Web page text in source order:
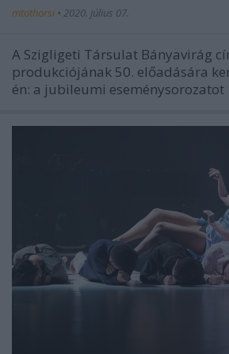
mtothorsi • 2020. július 07.
A Szigligeti Társulat Bányavirág
produkciójának 50. előadására
én: a jubileumi eseménysorozatot